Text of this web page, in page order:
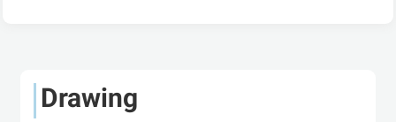
Drawing